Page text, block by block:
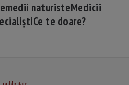
naturisteMedicii
Ce te doare?